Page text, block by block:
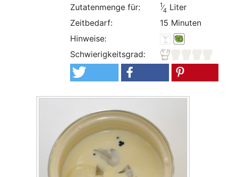
Zutatenmenge für: 1
4 Liter
Zeitbedarf:
15 Minuten
Hinweise:
Schwierigkeitsgrad: